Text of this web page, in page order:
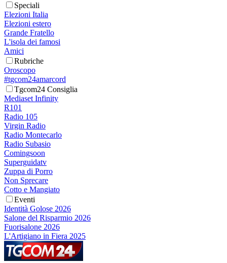
Speciali
Elezioni Italia
Elezioni estero
Grande Fratello
L'isola dei famosi
Amici
Rubriche
Oroscopo
#tgcom24amarcord
Tgcom24 Consiglia
Mediaset Infinity
R101
Radio 105
Virgin Radio
Radio Montecarlo
Radio Subasio
Comingsoon
Superguidatv
Zuppa di Porro
Non Sprecare
Cotto e Mangiato
Eventi
Identità Golose 2026
Salone del Risparmio 2026
Fuorisalone 2026
L'Artigiano in Fiera 2025